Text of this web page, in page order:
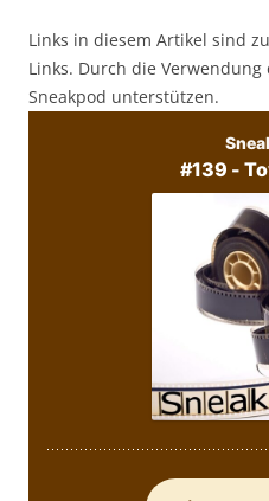
Links in diesem Artikel sind
Links. Durch die
Sneakpod unterstützen.